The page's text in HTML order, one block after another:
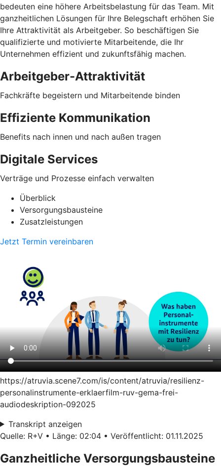
bedeuten eine höhere Arbeitsbelastung für das Team. Mit
ganzheitlichen Lösungen für Ihre Belegschaft erhöhen Sie
Ihre Attraktivität als Arbeitgeber. So beschäftigen Sie
qualifizierte und motivierte Mitarbeitende, die Ihr
Unternehmen effizient und zukunftsfähig machen.
Arbeitgeber-Attraktivität
Fachkräfte begeistern und Mitarbeitende binden
Effiziente Kommunikation
Benefits nach innen und nach außen tragen
Digitale Services
Verträge und Prozesse einfach verwalten
Überblick
Versorgungsbausteine
Zusatzleistungen
Jetzt Termin vereinbaren
https://atruvia.scene7.com/is/content/atruvia/resilienz-
personalinstrumente-erklaerfilm-ruv-gema-frei-
audiodeskription-092025
Transkript anzeigen
Quelle: R+V • Länge: 02:04 • Veröffentlicht: 01.11.2025
Ganzheitliche Versorgungsbausteine